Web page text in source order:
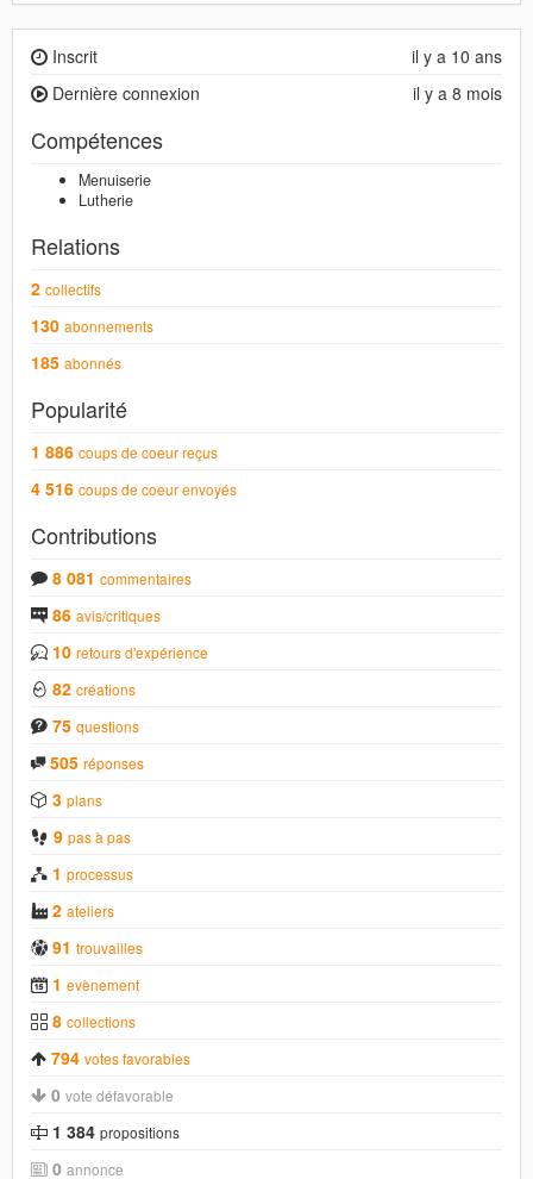
il y a 10 ans
Inscrit
il y a 8 mois
Dernière connexion
Compétences
Menuiserie
Lutherie
Relations
2 collectifs
130 abonnements
185 abonnés
Popularité
1 886 coups de coeur reçus
4 516 coups de coeur envoyés
Contributions
8 081 commentaires
86 avis/critiques
10 retours d'expérience
82 créations
75 questions
505 réponses
3 plans
9 pas à pas
1 processus
2 ateliers
91 trouvailles
1 evènement
8 collections
794 votes favorables
0 vote défavorable
1 384 propositions
0 annonce